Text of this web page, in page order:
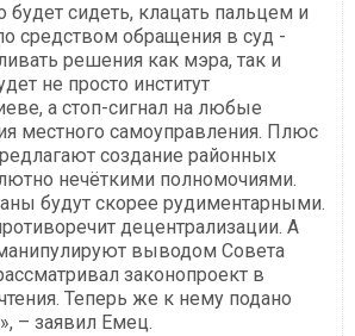
будет сидеть, клацать пальцем и
средством обращения в суд -
решения как мэра, так и
не просто институт
а стоп-сигнал на любые
местного самоуправления. Плюс
создание районных
нечёткими полномочиями.
будут скорее рудиментарными.
децентрализации. А
выводом Совета
законопроект в
Теперь же к нему подано
– заявил Емец.